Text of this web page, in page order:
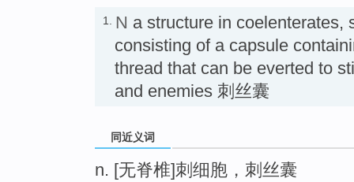
1. N a structure in coelenterates,
consisting of a capsule
thread that can be everted to
and enemies 刺丝囊
同近义词
n. [无脊椎]刺细胞，刺丝囊